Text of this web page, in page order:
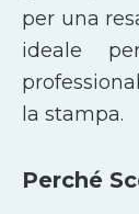
per una
ideale
la stampa.
Perché